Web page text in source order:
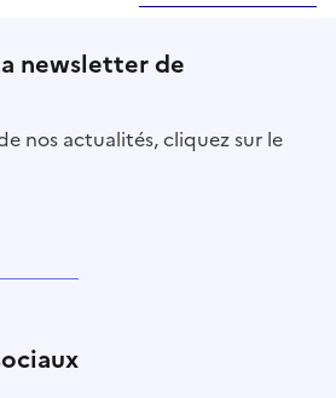
newsletter de
nos actualités, cliquez sur le